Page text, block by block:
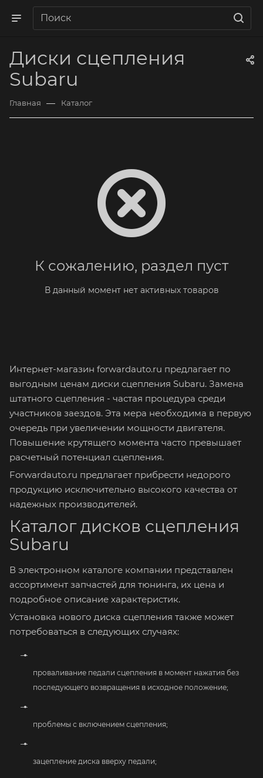
Диски сцепления
Subaru
Главная — Каталог
К сожалению, раздел пуст
В данный момент нет активных товаров
Интернет-магазин forwardauto.ru предлагает по
выгодным ценам диски сцепления Subaru. Замена
штатного сцепления - частая процедура среди
участников заездов. Эта мера необходима в первую
очередь при увеличении мощности двигателя.
Повышение крутящего момента часто превышает
расчетный потенциал сцепления.
Forwardauto.ru предлагает прибрести недорого
продукцию исключительно высокого качества от
надежных производителей.
Каталог дисков сцепления
Subaru
В электронном каталоге компании представлен
ассортимент запчастей для тюнинга, их цена и
подробное описание характеристик.
Установка нового диска сцепления также может
потребоваться в следующих случаях:
проваливание педали сцепления в момент нажатия без
последующего возвращения в исходное положение;
проблемы с включением сцепления;
зацепление диска вверху педали;